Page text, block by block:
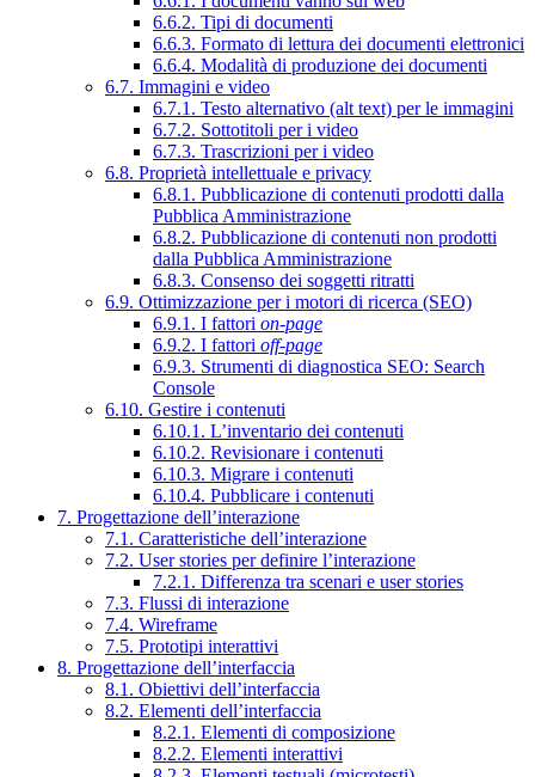
6.6.2. Tipi di documenti
6.6.3. Formato di lettura dei documenti elettronici
6.6.4. Modalità di produzione dei documenti
6.7. Immagini e video
6.7.1. Testo alternativo (alt text) per le immagini
6.7.2. Sottotitoli per i video
6.7.3. Trascrizioni per i video
6.8. Proprietà intellettuale e privacy
6.8.1. Pubblicazione di contenuti prodotti dalla
Pubblica Amministrazione
6.8.2. Pubblicazione di contenuti non prodotti
dalla Pubblica Amministrazione
6.8.3. Consenso dei soggetti ritratti
6.9. Ottimizzazione per i motori di ricerca (SEO)
6.9.1. I fattori on-page
6.9.2. I fattori off-page
6.9.3. Strumenti di diagnostica SEO: Search
Console
6.10. Gestire i contenuti
6.10.1. L’inventario dei contenuti
6.10.2. Revisionare i contenuti
6.10.3. Migrare i contenuti
6.10.4. Pubblicare i contenuti
7. Progettazione dell’interazione
7.1. Caratteristiche dell’interazione
7.2. User stories per definire l’interazione
7.2.1. Differenza tra scenari e user stories
7.3. Flussi di interazione
7.4. Wireframe
7.5. Prototipi interattivi
8. Progettazione dell’interfaccia
8.1. Obiettivi dell’interfaccia
8.2. Elementi dell’interfaccia
8.2.1. Elementi di composizione
8.2.2. Elementi interattivi